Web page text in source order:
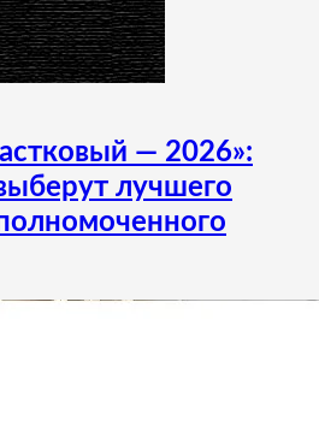
— 2026»:
лучшего